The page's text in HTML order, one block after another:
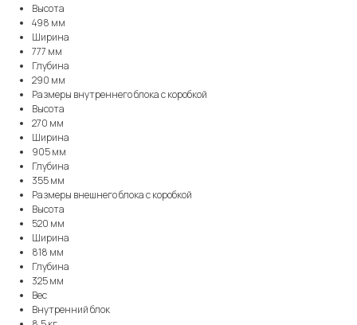
Высота
498 мм
Ширина
777 мм
Глубина
290 мм
Размеры внутреннего блока с коробкой
Высота
270 мм
Ширина
905 мм
Глубина
355 мм
Размеры внешнего блока с коробкой
Высота
520 мм
Ширина
818 мм
Глубина
325 мм
Вес
Внутренний блок